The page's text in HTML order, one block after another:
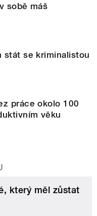
sobě máš
stát se kriminalistou
práce okolo 100
věku
který měl zůstat